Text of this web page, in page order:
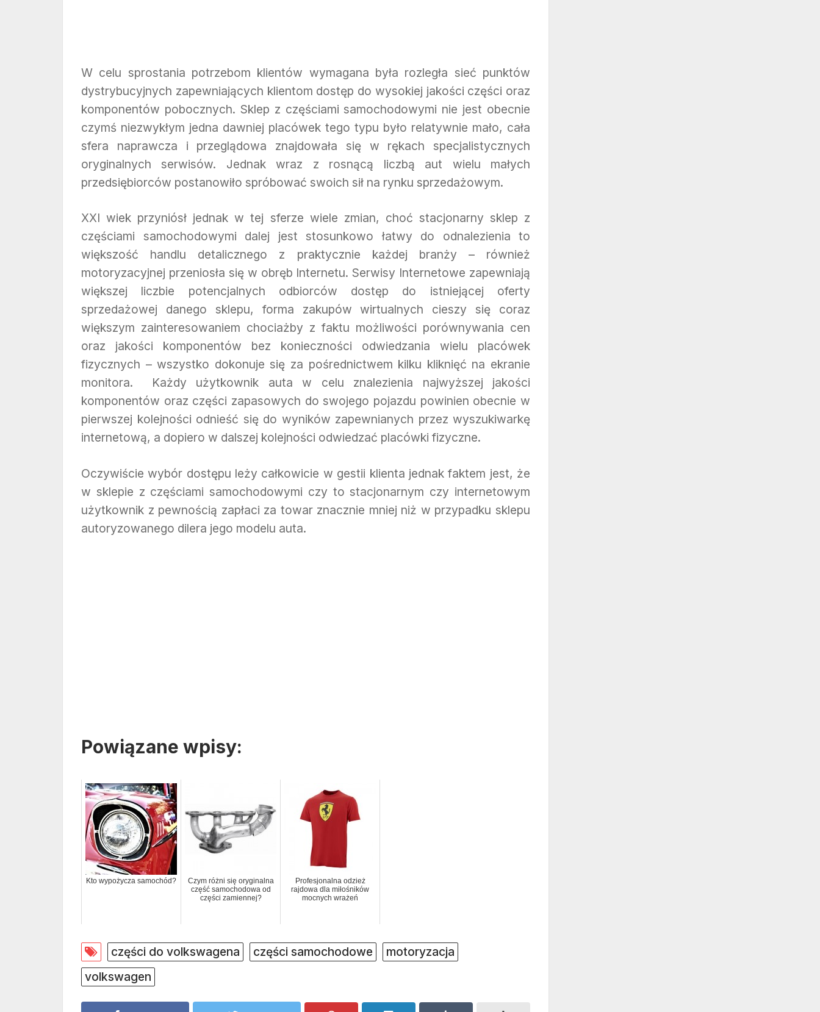
W celu sprostania potrzebom klientów wymagana była rozległa sieć punktów
dystrybucyjnych zapewniających klientom dostęp do wysokiej jakości części oraz
komponentów pobocznych. Sklep z częściami samochodowymi nie jest obecnie
czymś niezwykłym jedna dawniej placówek tego typu było relatywnie mało, cała
sfera naprawcza i przeglądowa znajdowała się w rękach specjalistycznych
oryginalnych serwisów. Jednak wraz z rosnącą liczbą aut wielu małych
przedsiębiorców postanowiło spróbować swoich sił na rynku sprzedażowym.
XXI wiek przyniósł jednak w tej sferze wiele zmian, choć stacjonarny sklep z
częściami samochodowymi dalej jest stosunkowo łatwy do odnalezienia to
większość handlu detalicznego z praktycznie każdej branży – również
motoryzacyjnej przeniosła się w obręb Internetu. Serwisy Internetowe zapewniają
większej liczbie potencjalnych odbiorców dostęp do istniejącej oferty
sprzedażowej danego sklepu, forma zakupów wirtualnych cieszy się coraz
większym zainteresowaniem chociażby z faktu możliwości porównywania cen
oraz jakości komponentów bez konieczności odwiedzania wielu placówek
fizycznych – wszystko dokonuje się za pośrednictwem kilku kliknięć na ekranie
monitora. Każdy użytkownik auta w celu znalezienia najwyższej jakości
komponentów oraz części zapasowych do swojego pojazdu powinien obecnie w
pierwszej kolejności odnieść się do wyników zapewnianych przez wyszukiwarkę
internetową, a dopiero w dalszej kolejności odwiedzać placówki fizyczne.
Oczywiście wybór dostępu leży całkowicie w gestii klienta jednak faktem jest, że
w sklepie z częściami samochodowymi czy to stacjonarnym czy internetowym
użytkownik z pewnością zapłaci za towar znacznie mniej niż w przypadku sklepu
autoryzowanego dilera jego modelu auta.
Powiązane wpisy:
Kto wypożycza samochód?
Czym różni się oryginalna
część samochodowa od
części zamiennej?
Profesjonalna odzież
rajdowa dla miłośników
mocnych wrażeń
części do volkswagena części samochodowe
motoryzacja
volkswagen